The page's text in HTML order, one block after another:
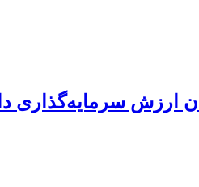
ارزش سرمایه‌گذاری